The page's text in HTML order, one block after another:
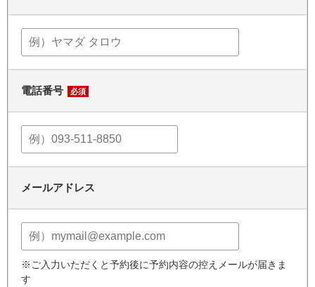
電話番号 必須
メールアドレス
※ご入力いただくと予約後に予約内容の控えメールが届きま
す